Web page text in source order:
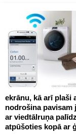
ekrānu, kā arī plaši
nodrošina pavisam
ar viedtālruņa
atpūšoties kopā ar